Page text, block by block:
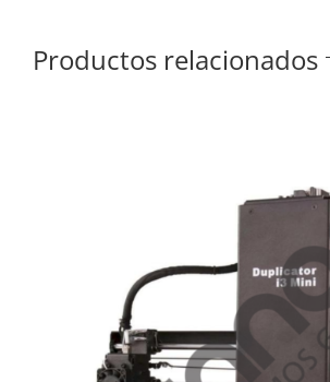
Productos relacionados